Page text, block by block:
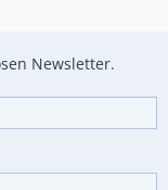
Newsletter.